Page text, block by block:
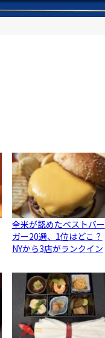
全米が認めたベストバー
ガー20選、1位はどこ？
NYから3店がランクイン